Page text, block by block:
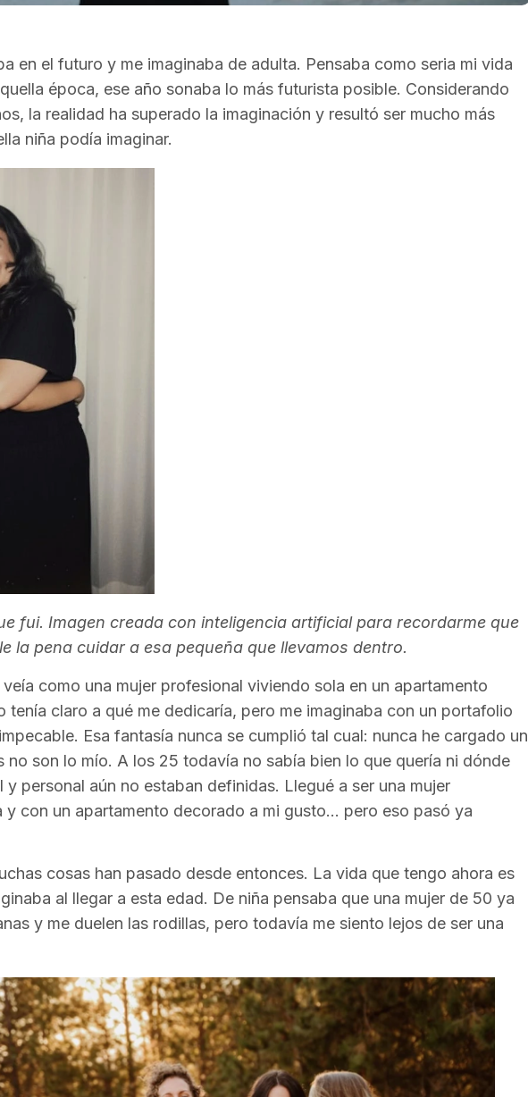
en el futuro y me imaginaba de adulta. Pensaba como seria mi vida
época, ese año sonaba lo más futurista posible. Considerando
la realidad ha superado la imaginación y resultó ser mucho más
niña podía imaginar.
fui. Imagen creada con inteligencia artificial para recordarme que
la pena cuidar a esa pequeña que llevamos dentro.
como una mujer profesional viviendo sola en un apartamento
tenía claro a qué me dedicaría, pero me imaginaba con un portafolio
Esa fantasía nunca se cumplió tal cual: nunca he cargado un
no son lo mío. A los 25 todavía no sabía bien lo que quería ni dónde
personal aún no estaban definidas. Llegué a ser una mujer
y con un apartamento decorado a mi gusto… pero eso pasó ya
cosas han pasado desde entonces. La vida que tengo ahora es
al llegar a esta edad. De niña pensaba que una mujer de 50 ya
y me duelen las rodillas, pero todavía me siento lejos de ser una